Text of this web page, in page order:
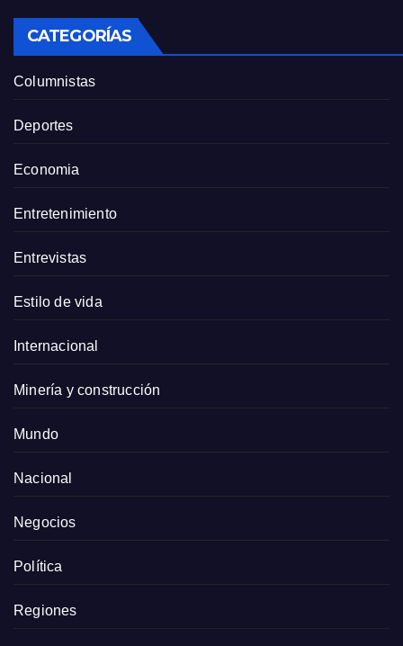
CATEGORÍAS
Columnistas
Deportes
Economia
Entretenimiento
Entrevistas
Estilo de vida
Internacional
Minería y construcción
Mundo
Nacional
Negocios
Política
Regiones